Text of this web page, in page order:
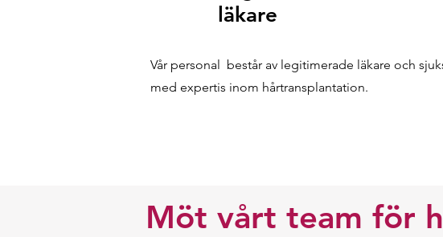
läkare
Vår personal består av legitimerade läkare och
med expertis inom hårtransplantation.
Möt vårt team för